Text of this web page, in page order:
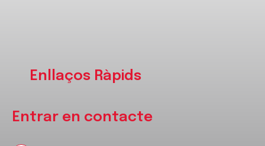
Enllaços Ràpids
Entrar en contacte